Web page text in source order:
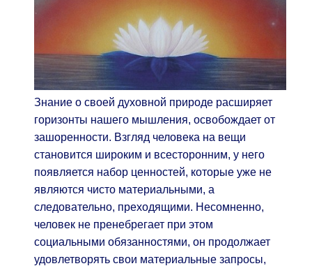
Знание о своей духовной природе расширяет
горизонты нашего мышления, освобождает от
зашоренности. Взгляд человека на вещи
становится широким и всесторонним, у него
появляется набор ценностей, которые уже не
являются чисто материальными, а
следовательно, преходящими. Несомненно,
человек не пренебрегает при этом
социальными обязанностями, он продолжает
удовлетворять свои материальные запросы,